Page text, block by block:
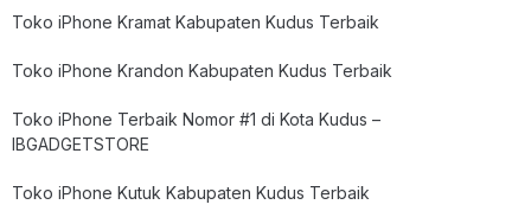
Toko iPhone Kramat Kabupaten Kudus Terbaik
Toko iPhone Krandon Kabupaten Kudus Terbaik
Toko iPhone Terbaik Nomor #1 di Kota Kudus –
IBGADGETSTORE
Toko iPhone Kutuk Kabupaten Kudus Terbaik